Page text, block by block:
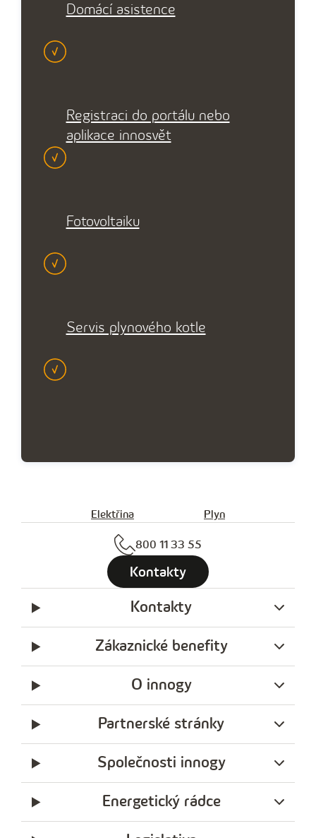
Domácí asistence
Registraci do portálu nebo
aplikace innosvět
Fotovoltaiku
Servis plynového kotle
Elektřina Plyn
800 11 33 55
Kontakty
Kontakty
Zákaznické benefity
O innogy
Partnerské stránky
Společnosti innogy
Energetický rádce